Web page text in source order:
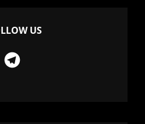
US
Telegram